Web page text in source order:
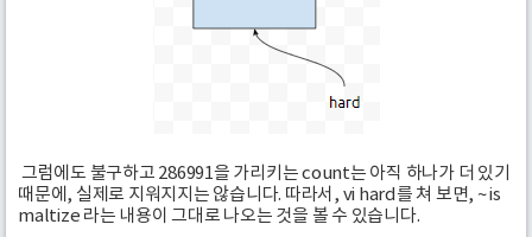
그럼에도 불구하고 286991을 가리키는 count는 아직 하나가 더 있기
때문에, 실제로 지워지지는 않습니다. 따라서, vi hard를 쳐 보면, ~ is
maltize 라는 내용이 그대로 나오는 것을 볼 수 있습니다.